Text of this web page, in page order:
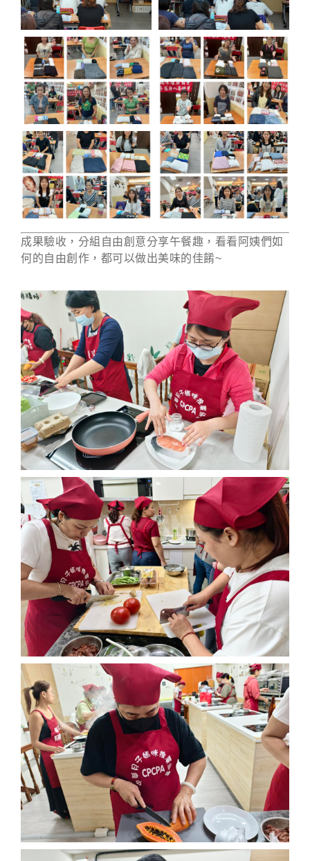
成果驗收，分組自由創意分享午餐趣，看看阿姨們如
何的自由創作，都可以做出美味的佳餚~